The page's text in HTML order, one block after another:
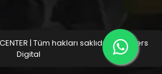
| Tüm hakları saklıdır.
| Reliefers
Digital